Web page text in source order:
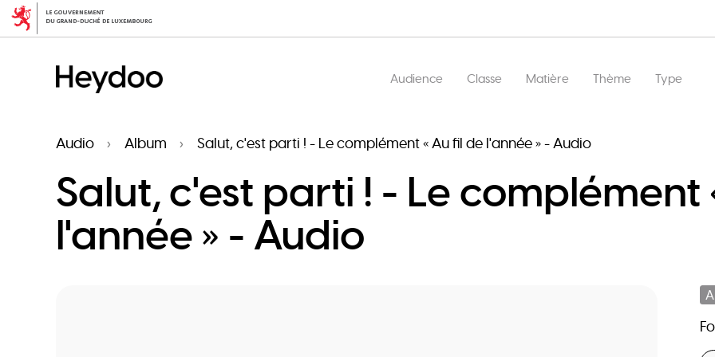
principal
Main
Audience Classe Matière Thème Type
Audio Album Salut, c'est parti ! - Le complément « Au fil de l'année » - Audio
Salut, c'est parti ! - Le complément
l'année » - Audio